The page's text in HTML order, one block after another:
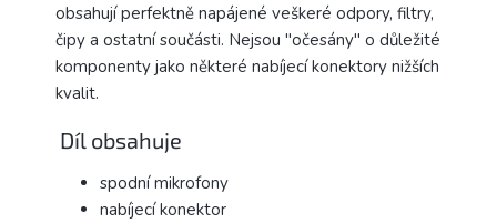
obsahují perfektně napájené veškeré odpory, filtry,
čipy a ostatní součásti. Nejsou "očesány" o důležité
komponenty jako některé nabíjecí konektory nižších
kvalit.
Díl obsahuje
spodní mikrofony
nabíjecí konektor